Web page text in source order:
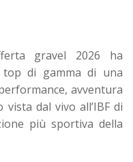
gravel 2026 ha
di gamma di una
avventura
dal vivo all’IBF di
più sportiva della